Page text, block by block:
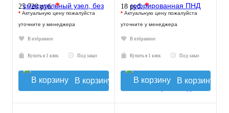
25 720 руб.*
* Актуальную цену пожалуйста
уточните у менеджера
В избранное
Купить в 1 клик Под заказ
В корзину
18 руб.*
* Актуальную цену пожалуйста
уточните у менеджера
В избранное
Купить в 1 клик Под заказ
В корзину